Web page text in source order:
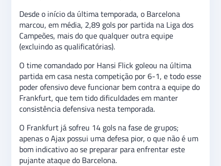
Desde o início da última temporada, o Barcelona
marcou, em média, 2,89 gols por partida na Liga dos
Campeões, mais do que qualquer outra equipe
(excluindo as qualificatórias).
O time comandado por Hansi Flick goleou na última
partida em casa nesta competição por 6-1, e todo esse
poder ofensivo deve funcionar bem contra a equipe do
Frankfurt, que tem tido dificuldades em manter
consistência defensiva nesta temporada.
O Frankfurt já sofreu 14 gols na fase de grupos;
apenas o Ajax possui uma defesa pior, o que não é um
bom indicativo ao se preparar para enfrentar este
pujante ataque do Barcelona.